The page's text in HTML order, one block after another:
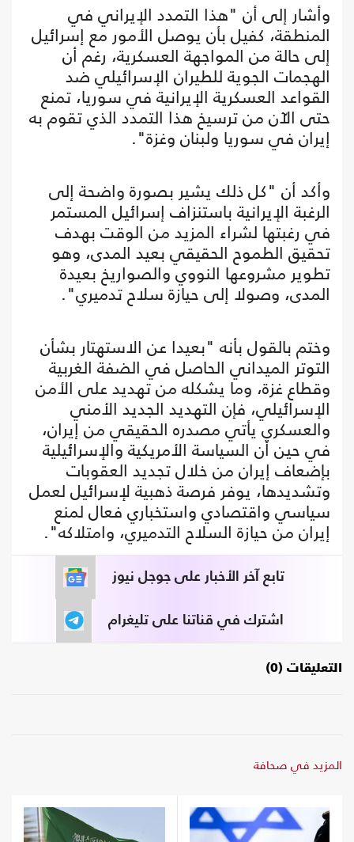
وأشار إلى أن "هذا التمدد الإيراني في
المنطقة، كفيل بأن يوصل الأمور مع إسرائيل
إلى حالة من المواجهة العسكرية، رغم أن
الهجمات الجوية للطيران الإسرائيلي ضد
القواعد العسكرية الإيرانية في سوريا، تمنع
حتى الآن من ترسيخ هذا التمدد الذي تقوم به
إيران في سوريا ولبنان وغزة".
وأكد أن "كل ذلك يشير بصورة واضحة إلى
الرغبة الإيرانية باستنزاف إسرائيل المستمر
في رغبتها لشراء المزيد من الوقت بهدف
تحقيق الطموح الحقيقي بعيد المدى، وهو
تطوير مشروعها النووي والصواريخ بعيدة
المدى، وصولا إلى حيازة سلاح تدميري".
وختم بالقول بأنه "بعيدا عن الاستهتار بشأن
التوتر الميداني الحاصل في الضفة الغربية
وقطاع غزة، وما يشكله من تهديد على الأمن
الإسرائيلي، فإن التهديد الجديد الأمني
والعسكري يأتي مصدره الحقيقي من إيران،
في حين أن السياسة الأمريكية والإسرائيلية
بإضعاف إيران من خلال تجديد العقوبات
وتشديدها، يوفر فرصة ذهبية لإسرائيل لعمل
سياسي واقتصادي واستخباري فعال لمنع
إيران من حيازة السلاح التدميري، وامتلاكه".
تابع آخر الأخبار على جوجل نيوز
اشترك في قناتنا على تليغرام
التعليقات (0)
المزيد في صحافة